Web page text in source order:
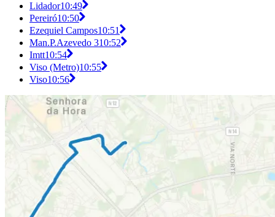
Lidador10:49
Pereiró10:50
Ezequiel Campos10:51
Man.P.Azevedo 310:52
Imtt10:54
Viso (Metro)10:55
Viso10:56